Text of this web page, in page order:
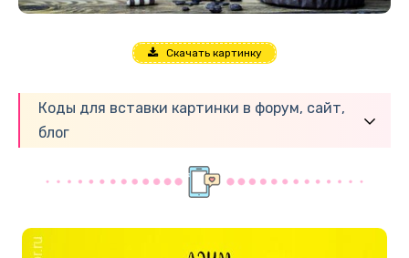
Скачать картинку
Коды для вставки картинки в форум, сайт,
блог